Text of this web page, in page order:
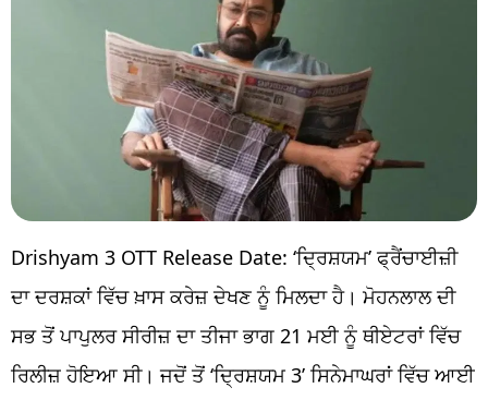
Drishyam 3 OTT Release Date: ‘ਦ੍ਰਿਸ਼ਯਮ’ ਫ੍ਰੈਂਚਾਈਜ਼ੀ
ਦਾ ਦਰਸ਼ਕਾਂ ਵਿੱਚ ਖ਼ਾਸ ਕਰੇਜ਼ ਦੇਖਣ ਨੂੰ ਮਿਲਦਾ ਹੈ। ਮੋਹਨਲਾਲ ਦੀ
ਸਭ ਤੋਂ ਪਾਪੁਲਰ ਸੀਰੀਜ਼ ਦਾ ਤੀਜਾ ਭਾਗ 21 ਮਈ ਨੂੰ ਥੀਏਟਰਾਂ ਵਿੱਚ
ਰਿਲੀਜ਼ ਹੋਇਆ ਸੀ। ਜਦੋਂ ਤੋਂ ‘ਦ੍ਰਿਸ਼ਯਮ 3’ ਸਿਨੇਮਾਘਰਾਂ ਵਿੱਚ ਆਈ